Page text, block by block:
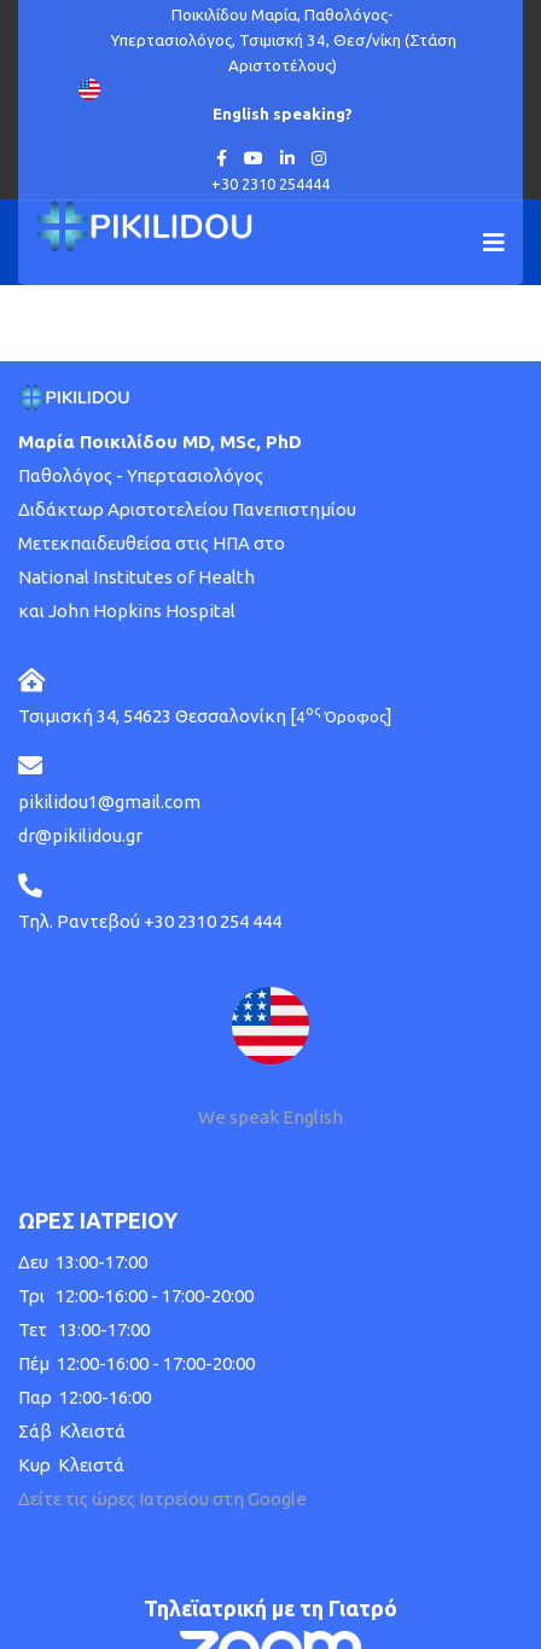
Ποικιλίδου Μαρία, Παθολόγος-
Υπερτασιολόγος, Τσιμισκή 34, Θεσ/νίκη (Στάση
Αριστοτέλους)
English speaking?
+30 2310 254444
Υπογλυκαιμία
Μαρία Ποικιλίδου MD, MSc, PhD
Παθολόγος - Υπερτασιολόγος
Διδάκτωρ Αριστοτελείου Πανεπιστημίου
Μετεκπαιδευθείσα στις ΗΠΑ στο
National Institutes of Health
και John Hopkins Hospital
Τσιμισκή 34, 54623 Θεσσαλονίκη [4ος Όροφος]
pikilidou1@gmail.com
dr@pikilidou.gr
Τηλ. Ραντεβού +30 2310 254 444
We speak English
ΩΡΕΣ ΙΑΤΡΕΙΟΥ
Δευ 13:00-17:00
Τρι 12:00-16:00 - 17:00-20:00
Τετ 13:00-17:00
Πέμ 12:00-16:00 - 17:00-20:00
Παρ 12:00-16:00
Σάβ Κλειστά
Κυρ Κλειστά
Δείτε τις ώρες Ιατρείου στη Google
Τηλεϊατρική με τη Γιατρό